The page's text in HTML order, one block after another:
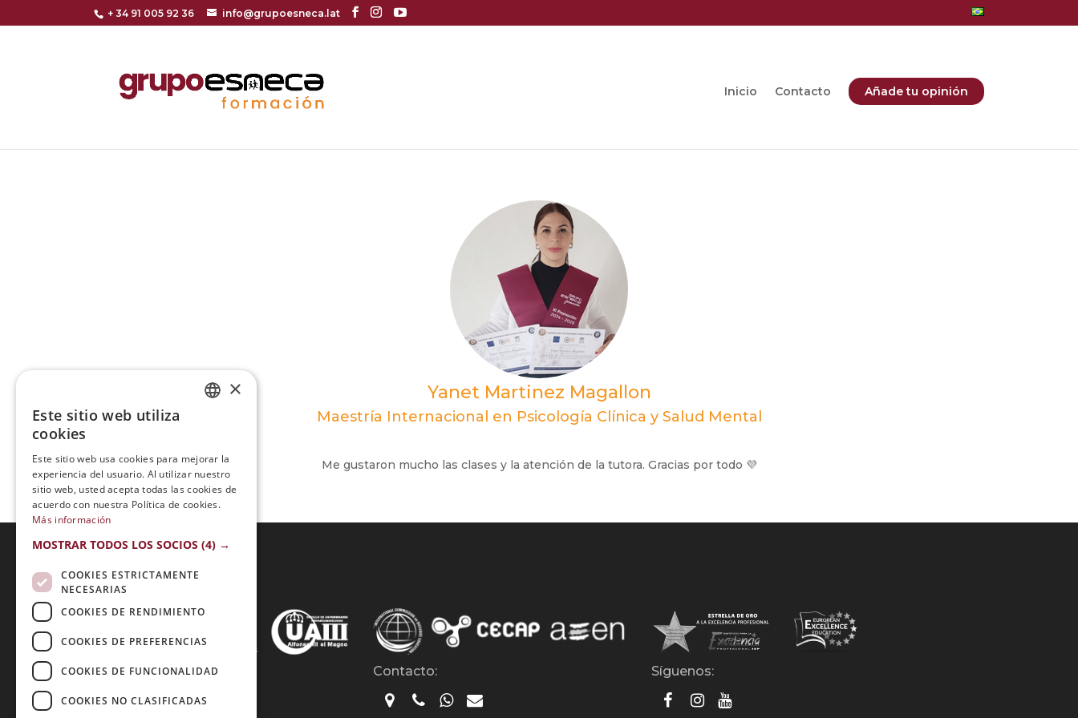
+ 34 91 005 92 36 info@grupoesneca.lat
Inicio Contacto Añade tu opinión
Yanet Martinez Magallon
Maestría Internacional en Psicología Clínica y Salud Mental
Me gustaron mucho las clases y la atención de la tutora. Gracias por todo 💜
Acreditaciones:
Métodos de Pago: Contacto: Síguenos:
×
Este sitio web utiliza
cookies
Este sitio web usa cookies para mejorar la
experiencia del usuario. Al utilizar nuestro
sitio web, usted acepta todas las cookies de
acuerdo con nuestra Política de cookies.
Más información
MOSTRAR TODOS LOS SOCIOS (4) →
COOKIES ESTRICTAMENTE
NECESARIAS
COOKIES DE RENDIMIENTO
COOKIES DE PREFERENCIAS
COOKIES DE FUNCIONALIDAD
COOKIES NO CLASIFICADAS